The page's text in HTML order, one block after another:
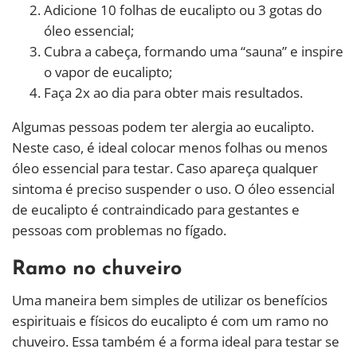
Adicione 10 folhas de eucalipto ou 3 gotas do
óleo essencial;
Cubra a cabeça, formando uma “sauna” e inspire
o vapor de eucalipto;
Faça 2x ao dia para obter mais resultados.
Algumas pessoas podem ter alergia ao eucalipto.
Neste caso, é ideal colocar menos folhas ou menos
óleo essencial para testar. Caso apareça qualquer
sintoma é preciso suspender o uso. O óleo essencial
de eucalipto é contraindicado para gestantes e
pessoas com problemas no fígado.
Ramo no chuveiro
Uma maneira bem simples de utilizar os benefícios
espirituais e físicos do eucalipto é com um ramo no
chuveiro. Essa também é a forma ideal para testar se